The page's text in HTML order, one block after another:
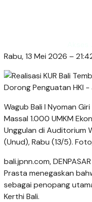
Rabu, 13 Mei 2026 –
Wagub Bali I Nyoman
Massal 1.000 UMKM
Unggulan di Auditorium
(Unud), Rabu (13/5).
bali.jpnn.com,
Prasta menegaskan
sebagai penopang
Kerthi Bali.